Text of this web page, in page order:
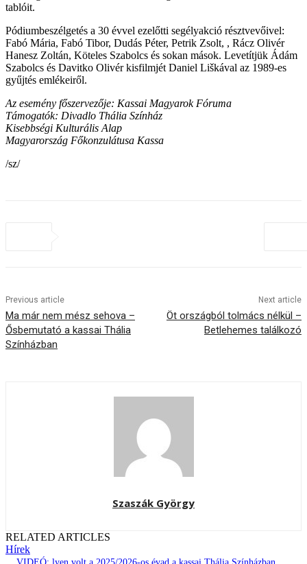
tablóit.
Pódiumbeszélgetés a 30 évvel ezelőtti segélyakció résztvevőivel:
Fabó Mária, Fabó Tibor, Dudás Péter, Petrik Zsolt, , Rácz Olivér
Hanesz Zoltán, Köteles Szabolcs és sokan mások. Levetítjük Ádám
Szabolcs és Davitko Olivér kisfilmjét Daniel Liškával az 1989-es
gyűjtés emlékeiről.
Az esemény főszervezője: Kassai Magyarok Fóruma
Támogatók: Divadlo Thália Színház
Kisebbségi Kulturális Alap
Magyarország Főkonzulátusa Kassa
/sz/
Previous article
Ma már nem mész sehova –
Ősbemutató a kassai Thália
Színházban
Next article
Öt országból tolmács nélkül –
Betlehemes találkozó
Szaszák György
RELATED ARTICLES
Hírek